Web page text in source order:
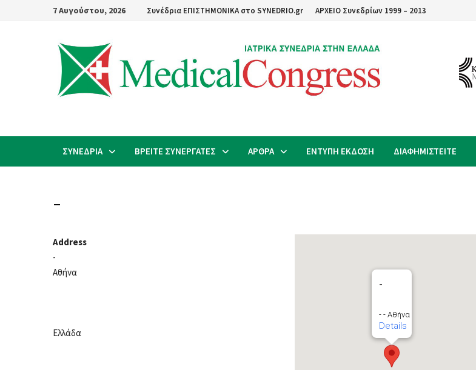
7 Αυγούστου, 2026 Συνέδρια ΕΠΙΣΤΗΜΟΝΙΚΑ στο SYNEDRIO.gr ΑΡΧΕΙΟ Συνεδρίων 1999 – 2013
ΣΥΝΕΔΡΙΑ ΒΡΕΙΤΕ ΣΥΝΕΡΓΑΤΕΣ ΑΡΘΡΑ ΕΝΤΥΠΗ ΕΚΔΟΣΗ ΔΙΑΦΗΜΙΣΤΕΙΤΕ
–
-
- - Αθήνα
Details
Address
-
Αθήνα
Ελλάδα